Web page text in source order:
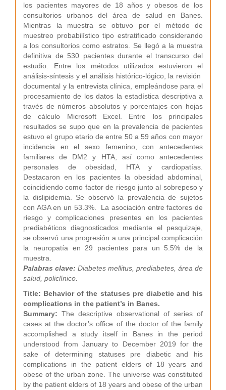
los pacientes mayores de 18 años y obesos de los
consultorios urbanos del área de salud en Banes.
Mientras la muestra se obtuvo por el método de
muestreo probabilístico tipo estratificado considerando
a los consultorios como estratos. Se llegó a la muestra
definitiva de 530 pacientes durante el transcurso del
estudio. Entre los métodos utilizados estuvieron el
análisis-síntesis y el análisis histórico-lógico, la revisión
documental y la entrevista clínica, empleándose para el
procesamiento de los datos la estadística descriptiva a
través de números absolutos y porcentajes con hojas
de cálculo Microsoft Excel. Entre los principales
resultados se supo que en la prevalencia de pacientes
estuvo el grupo etario de entre 50 a 59 años con mayor
incidencia en el sexo femenino, con antecedentes
familiares de DM2 y HTA, así como antecedentes
personales de obesidad, HTA y cardiopatías.
Destacaron en los pacientes la obesidad abdominal,
coincidiendo como factor de riesgo junto al sobrepeso y
la dislipidemia. Se observó la prevalencia de sujetos
con AGA en un 53.3%. La asociación entre factores de
riesgo y complicaciones presentes en los pacientes
prediabéticos diagnosticados mediante el pesquizaje,
se observó una progresión a una principal complicación
la neuropatía en 29 pacientes para un 5.5% de la
muestra.
Palabras clave: Diabetes mellitus, prediabetes, área de
salud, policlínico.
Title: Behavior of the statuses pre diabetic and his
complications in the patient’s in Banes.
Summary: The descriptive observational of series of
cases at the doctor’s office of the doctor of the family
accomplished a study itself in Banes in the period
understood from January to December 2019 for the
sake of determining statuses pre diabetic and his
complications in the patient elders of 18 years and
obese of the urban zone. The universe was constituted
by the patient elders of 18 years and obese of the urban